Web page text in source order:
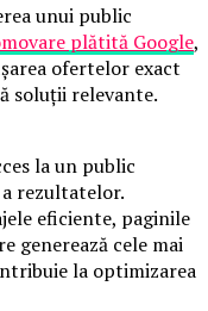
unui public
plătită Google,
ofertelor exact
soluții relevante.
la un public
rezultatelor.
eficiente, paginile
generează cele mai
la optimizarea